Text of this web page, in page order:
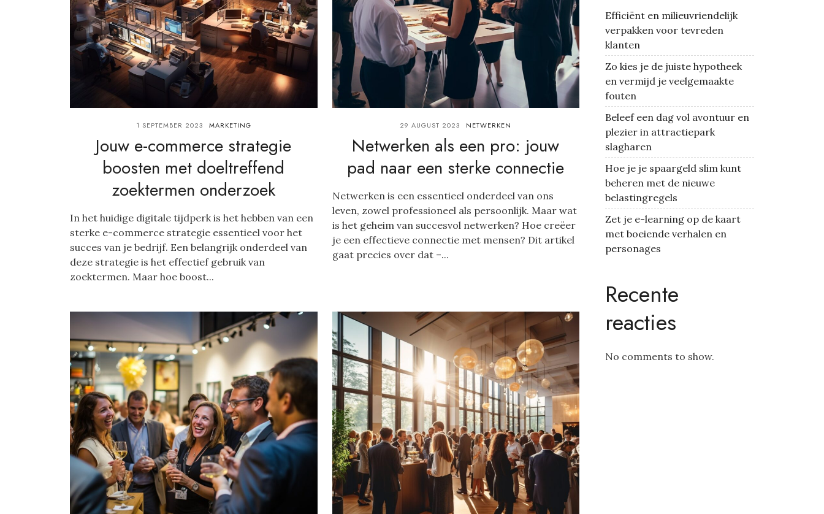
1 SEPTEMBER 2023 MARKETING
Jouw e-commerce strategie
boosten met doeltreffend
zoektermen onderzoek
In het huidige digitale tijdperk is het hebben van een
sterke e-commerce strategie essentieel voor het
succes van je bedrijf. Een belangrijk onderdeel van
deze strategie is het effectief gebruik van
zoektermen. Maar hoe boost...
29 AUGUST 2023 NETWERKEN
Netwerken als een pro: jouw
pad naar een sterke connectie
Netwerken is een essentieel onderdeel van ons
leven, zowel professioneel als persoonlijk. Maar wat
is het geheim van succesvol netwerken? Hoe creëer
je een effectieve connectie met mensen? Dit artikel
gaat precies over dat –...
Efficiënt en milieuvriendelijk
verpakken voor tevreden
klanten
Zo kies je de juiste hypotheek
en vermijd je veelgemaakte
fouten
Beleef een dag vol avontuur en
plezier in attractiepark
slagharen
Hoe je je spaargeld slim kunt
beheren met de nieuwe
belastingregels
Zet je e-learning op de kaart
met boeiende verhalen en
personages
Recente
reacties
No comments to show.